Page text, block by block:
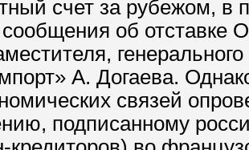
счет за рубежом, в
об отставке
А. Догаева.
связей
подписанному